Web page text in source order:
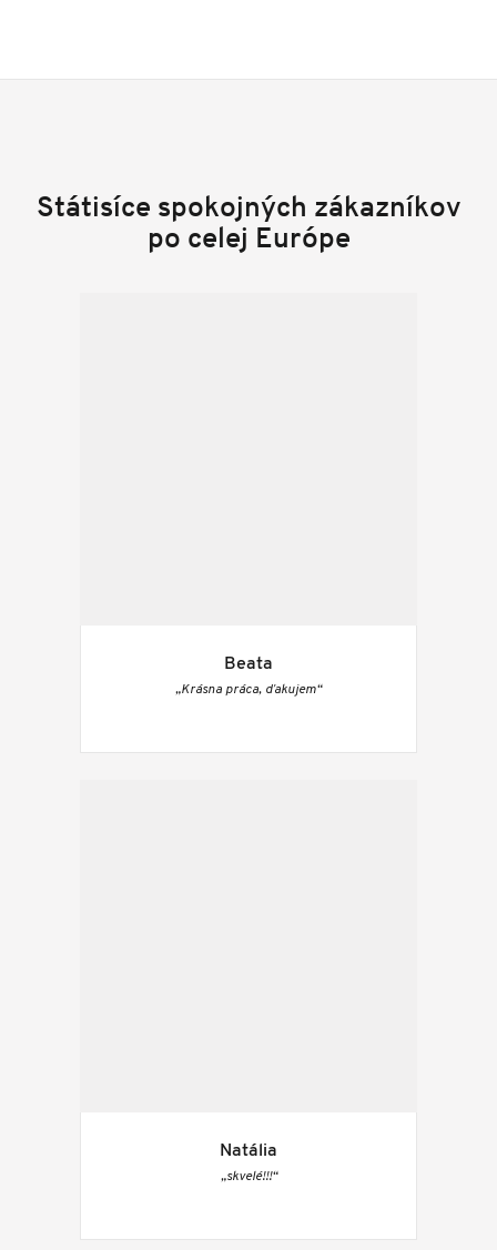
Státisíce spokojných zákazníkov
po celej Európe
Beata
„Krásna práca, ďakujem“
Natália
„skvelé!!!“